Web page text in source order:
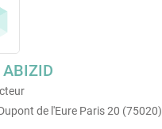
de l'Eure Paris 20 (75020)